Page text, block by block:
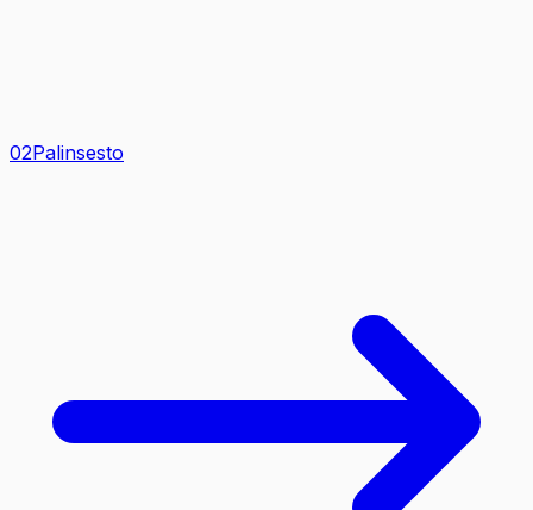
02Palinsesto